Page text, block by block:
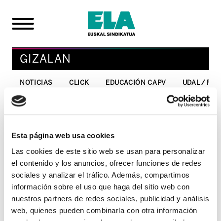
Esta página web usa cookies
Las cookies de este sitio web se usan para personalizar
el contenido y los anuncios, ofrecer funciones de redes
sociales y analizar el tráfico. Además, compartimos
información sobre el uso que haga del sitio web con
nuestros partners de redes sociales, publicidad y análisis
web, quienes pueden combinarla con otra información
GIZALAN
NOTICIAS CLICK EDUCACIÓN CAPV UDAL /
El 100% de los
trabajadores de la
construcción paran el
primer día de huelga
indefinida
26/04/2004